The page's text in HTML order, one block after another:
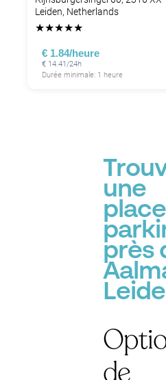
Leiden, Netherlands
★★★★★
€ 1.84/heure
€ 14.41/24h
Durée minimale: 1 heure
une
près